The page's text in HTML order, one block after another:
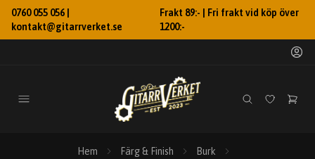
0760 055 056 |
kontakt@gitarrverket.se
Frakt 89:- | Fri frakt vid köp över
1200:-
Hem Färg & Finish
Burk